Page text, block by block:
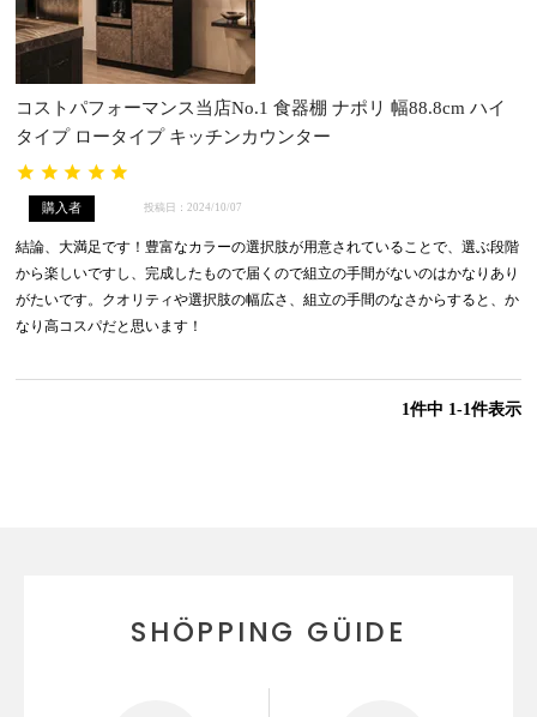
コストパフォーマンス当店No.1 食器棚 ナポリ 幅88.8cm ハイ
タイプ ロータイプ キッチンカウンター
購入者 投稿日 2024/10/07
結論、大満足です！豊富なカラーの選択肢が用意されていることで、選ぶ段階
から楽しいですし、完成したもので届くので組立の手間がないのはかなりあり
がたいです。クオリティや選択肢の幅広さ、組立の手間のなさからすると、か
なり高コスパだと思います！
1件中 1-1件表示
SHÖPPING GÜIDE